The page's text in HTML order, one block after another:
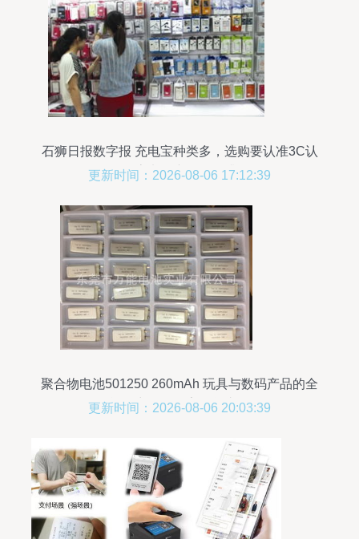
石狮日报数字报 充电宝种类多，选购要认准3C认
证标志电子产品销售升温
更新时间：2026-08-06 17:12:39
聚合物电池501250 260mAh 玩具与数码产品的全
能动力源，厂家现货直供
更新时间：2026-08-06 20:03:39